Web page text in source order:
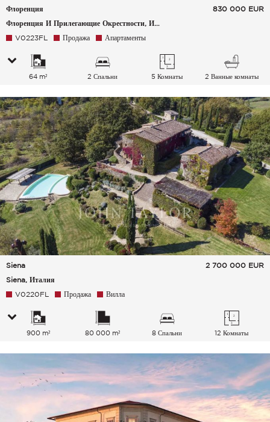
Флоренция
Флоренция И Прилегающие Окрестности, Италия
830 000 EUR
V0223FL Продажа Апартаменты
64 m² 2 Спальни 5 Комнаты 2 Ванные комнаты
Siena
Siena, Италия
2 700 000 EUR
V0220FL Продажа Вилла
900 m² 80 000 m² 8 Спальни 12 Комнаты